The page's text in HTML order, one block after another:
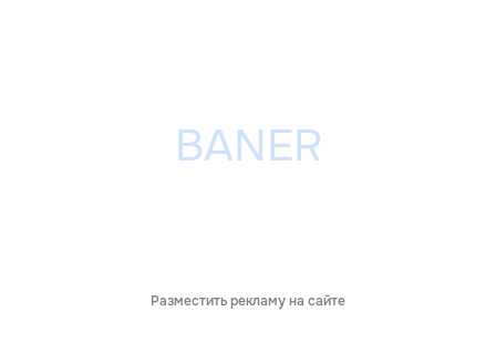
Разместить рекламу на сайте